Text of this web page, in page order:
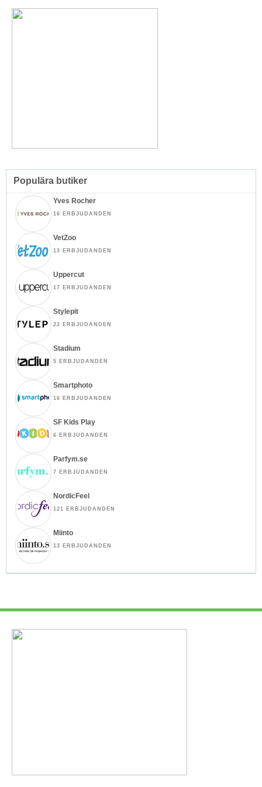
Populära butiker
Yves Rocher
16 ERBJUDANDEN
VetZoo
13 ERBJUDANDEN
Uppercut
17 ERBJUDANDEN
Stylepit
22 ERBJUDANDEN
Stadium
5 ERBJUDANDEN
Smartphoto
16 ERBJUDANDEN
SF Kids Play
6 ERBJUDANDEN
Parfym.se
7 ERBJUDANDEN
NordicFeel
121 ERBJUDANDEN
Miinto
13 ERBJUDANDEN